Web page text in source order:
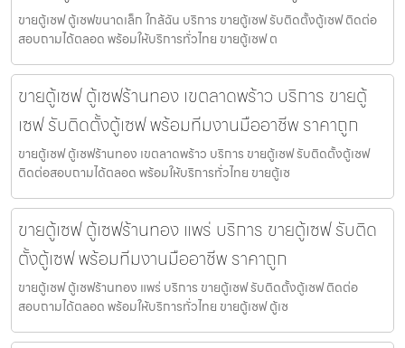
ขายตู้เซฟ ตู้เซฟขนาดเล็ก ใกล้ฉัน บริการ ขายตู้เซฟ รับติดตั้งตู้เซฟ ติดต่อ
สอบถามได้ตลอด พร้อมให้บริการทั่วไทย ขายตู้เซฟ ต
ขายตู้เซฟ ตู้เซฟร้านทอง เขตลาดพร้าว บริการ ขายตู้
เซฟ รับติดตั้งตู้เซฟ พร้อมทีมงานมืออาชีพ ราคาถูก
ขายตู้เซฟ ตู้เซฟร้านทอง เขตลาดพร้าว บริการ ขายตู้เซฟ รับติดตั้งตู้เซฟ
ติดต่อสอบถามได้ตลอด พร้อมให้บริการทั่วไทย ขายตู้เซ
ขายตู้เซฟ ตู้เซฟร้านทอง แพร่ บริการ ขายตู้เซฟ รับติด
ตั้งตู้เซฟ พร้อมทีมงานมืออาชีพ ราคาถูก
ขายตู้เซฟ ตู้เซฟร้านทอง แพร่ บริการ ขายตู้เซฟ รับติดตั้งตู้เซฟ ติดต่อ
สอบถามได้ตลอด พร้อมให้บริการทั่วไทย ขายตู้เซฟ ตู้เซ